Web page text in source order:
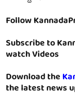
Follow
Subscribe to
watch Videos
Download the
the latest news